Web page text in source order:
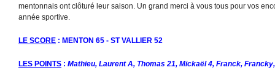
mentonnais ont clôturé leur saison. Un grand merci à vous tous pour vos
année sportive.
LE SCORE : MENTON 65 - ST VALLIER 52
LES POINTS : Mathieu, Laurent A, Thomas 21, Mickaël 4, Franck,